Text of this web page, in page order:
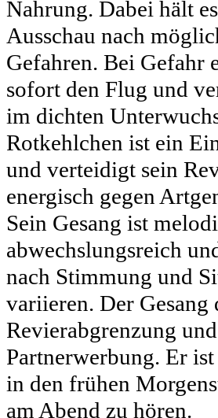
Nahrung. Dabei hält
Ausschau nach
Gefahren. Bei Gefahr
sofort den Flug und
im dichten
Rotkehlchen ist ein
und verteidigt sein
energisch gegen
Sein Gesang ist
abwechslungsreich
nach Stimmung und
variieren. Der Gesang
Revierabgrenzung
Partnerwerbung. Er ist
in den frühen
am Abend zu hören.